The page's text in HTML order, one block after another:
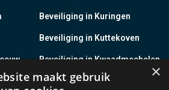
Beveiliging in Kuringen
Beveiliging in Kuttekoven
Beveiliging in Kwaadmechelen
Beveiliging in Lanaken ×
maakt gebruik